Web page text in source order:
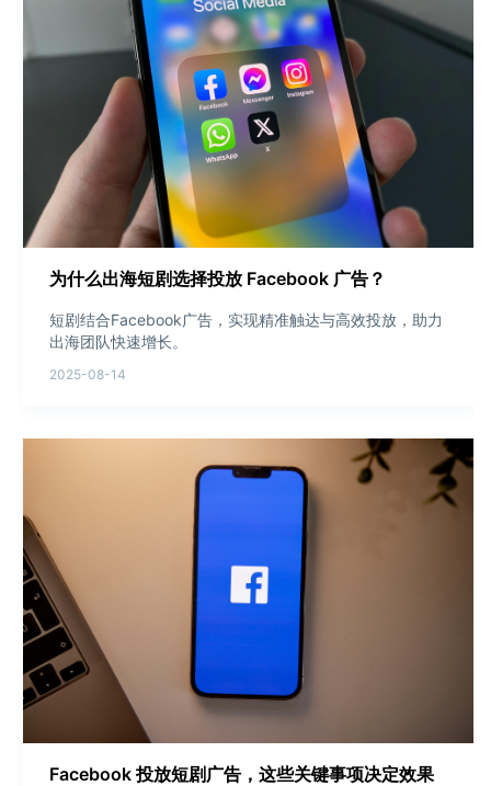
为什么出海短剧选择投放 Facebook 广告？
短剧结合Facebook广告，实现精准触达与高效投放，助力
出海团队快速增长。
2025-08-14
Facebook 投放短剧广告，这些关键事项决定效果